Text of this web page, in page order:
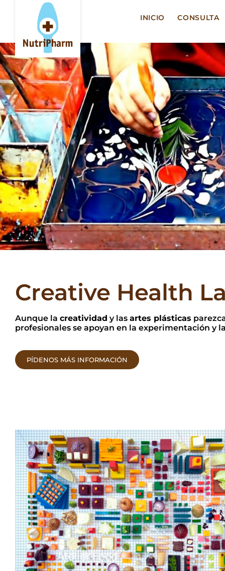
contenido
INICIO CONSULTA
Creative Health
Aunque la creatividad y las artes plásticas
profesionales se apoyan en la experimentación y
PÍDENOS MÁS INFORMACIÓN